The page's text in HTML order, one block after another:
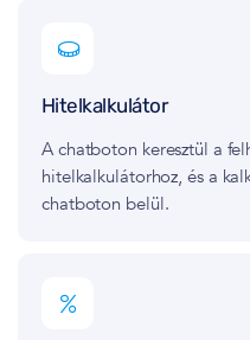
Hitelkalkulátor
A chatboton keresztül a
hitelkalkulátorhoz, és a
chatboton belül.